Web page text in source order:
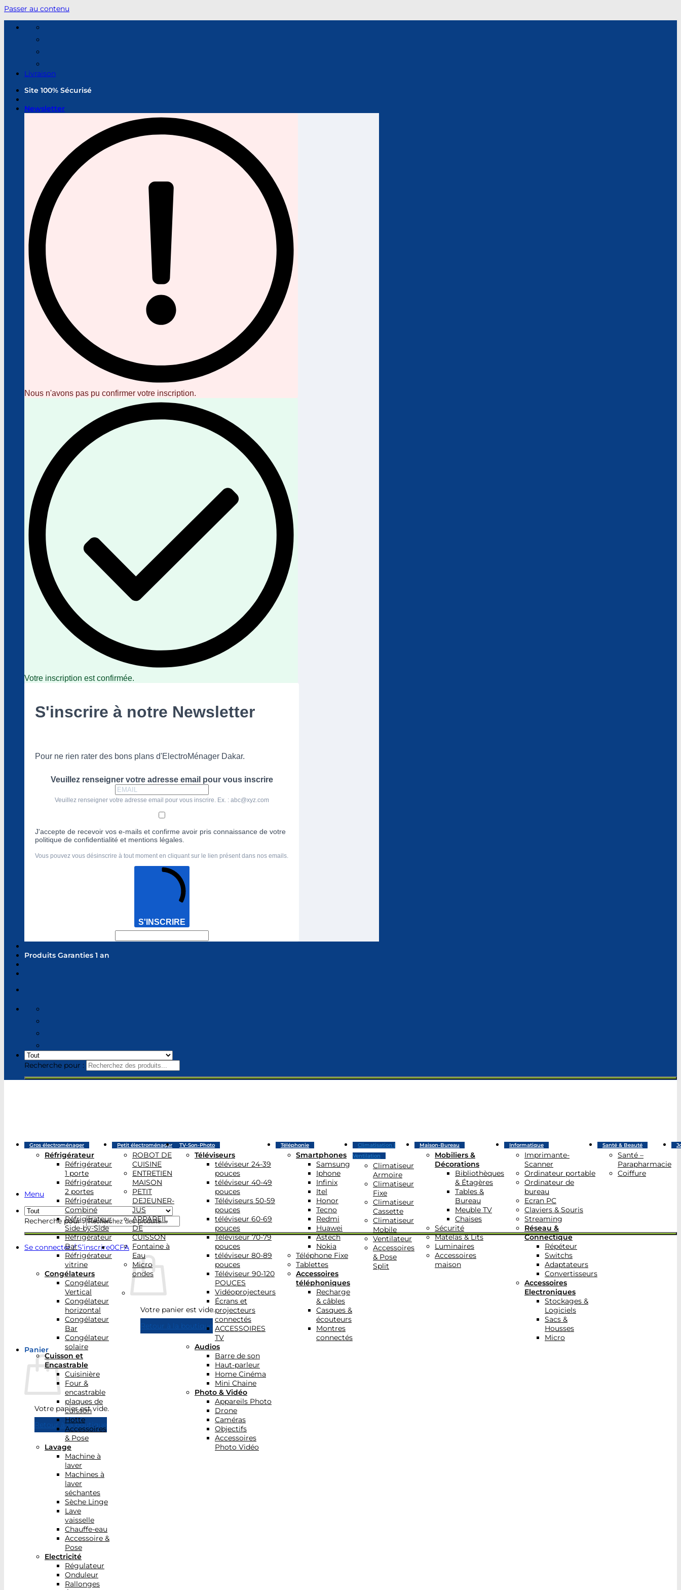
Passer au contenu
Livraison
Site 100% Sécurisé
Newsletter
Nous n'avons pas pu confirmer votre inscription.
Votre inscription est confirmée.
S'inscrire à notre Newsletter
Pour ne rien rater des bons plans d'ElectroMénager Dakar.
Veuillez renseigner votre adresse email pour vous inscrire
Veuillez renseigner votre adresse email pour vous inscrire. Ex. : abc@xyz.com
J'accepte de recevoir vos e-mails et confirme avoir pris connaissance de votre
politique de confidentialité et mentions légales.
Vous pouvez vous désinscrire à tout moment en cliquant sur le lien présent dans nos emails.
S'INSCRIRE
Produits Garanties 1 an
Recherche pour :
Menu
Recherche pour :
Se connecter / S’inscrire0CFA
Votre panier est vide.
Retour à la boutique
Panier
Votre panier est vide.
Retour à la boutique
Gros électroménager
Réfrigérateur
Réfrigérateur
1 porte
Réfrigérateur
2 portes
Réfrigérateur
Combiné
Réfrigérateur
Side-by-Side
Réfrigérateur
Bar
Réfrigérateur
vitrine
Congélateurs
Congélateur
Vertical
Congélateur
horizontal
Congélateur
Bar
Congélateur
solaire
Cuisson et
Encastrable
Cuisinière
Four &
encastrable
plaques de
cuisson
Hotte
Accessoires
& Pose
Lavage
Machine à
laver
Machines à
laver
séchantes
Sèche Linge
Lave
vaisselle
Chauffe-eau
Accessoire &
Pose
Electricité
Régulateur
Onduleur
Rallonges
Petit électroménager
ROBOT DE
CUISINE
ENTRETIEN
MAISON
PETIT
DEJEUNER-
JUS
APPAREIL
DE
CUISSON
Fontaine à
Eau
Micro
ondes
TV-Son-Photo
Téléviseurs
téléviseur 24-39
pouces
téléviseur 40-49
pouces
Téléviseurs 50-59
pouces
téléviseur 60-69
pouces
Téléviseur 70-79
pouces
téléviseur 80-89
pouces
Téléviseur 90-120
POUCES
Vidéoprojecteurs
Écrans et
projecteurs
connectés
ACCESSOIRES
TV
Audios
Barre de son
Haut-parleur
Home Cinéma
Mini Chaine
Photo & Vidéo
Appareils Photo
Drone
Caméras
Objectifs
Accessoires
Photo Vidéo
Téléphonie
Smartphones
Samsung
Iphone
Infinix
Itel
Honor
Tecno
Redmi
Huawei
Astech
Nokia
Téléphone Fixe
Tablettes
Accessoires
téléphoniques
Recharge
& câbles
Casques &
écouteurs
Montres
connectés
Climatisation |
Ventilation
Climatiseur
Armoire
Climatiseur
Fixe
Climatiseur
Cassette
Climatiseur
Mobile
Ventilateur
Accessoires
& Pose
Split
Maison-Bureau
Mobiliers &
Décorations
Bibliothèques
& Étagères
Tables &
Bureau
Meuble TV
Chaises
Sécurité
Matelas & Lits
Luminaires
Accessoires
maison
Informatique
Imprimante-
Scanner
Ordinateur portable
Ordinateur de
bureau
Ecran PC
Claviers & Souris
Streaming
Réseau &
Connectique
Répéteur
Switchs
Adaptateurs
Convertisseurs
Accessoires
Electroniques
Stockages &
Logiciels
Sacs &
Housses
Micro
Santé & Beauté
Santé –
Parapharmacie
Coiffure